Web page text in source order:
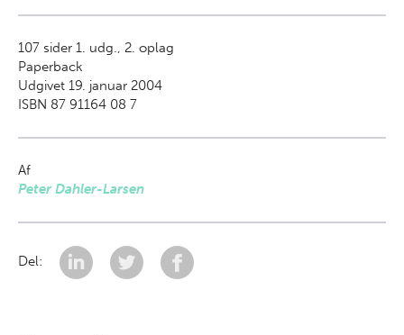
107 sider 1. udg., 2. oplag
Paperback
Udgivet 19. januar 2004
ISBN 87 91164 08 7
Af
Peter Dahler-Larsen
Del: